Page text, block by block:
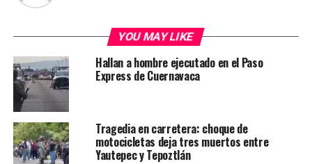
YOU MAY LIKE
Hallan a hombre ejecutado en el Paso
Express de Cuernavaca
Tragedia en carretera: choque de
motocicletas deja tres muertos entre
Yautepec y Tepoztlán